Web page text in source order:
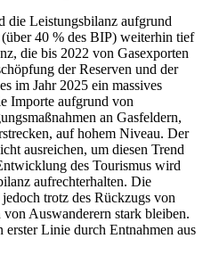
die Leistungsbilanz aufgrund
40 % des BIP) weiterhin tief
die bis 2022 von Gasexporten
der Reserven und der
im Jahr 2025 ein massives
Importe aufgrund von
an Gasfeldern,
auf hohem Niveau. Der
ausreichen, um diesen Trend
des Tourismus wird
aufrechterhalten. Die
trotz des Rückzugs von
Auswanderern stark bleiben.
Linie durch Entnahmen aus